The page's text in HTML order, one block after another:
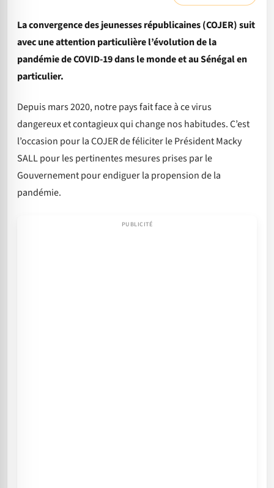
La convergence des jeunesses républicaines (COJER) suit
avec une attention particulière l’évolution de la
pandémie de COVID-19 dans le monde et au Sénégal en
particulier.
Depuis mars 2020, notre pays fait face à ce virus
dangereux et contagieux qui change nos habitudes. C’est
l’occasion pour la COJER de féliciter le Président Macky
SALL pour les pertinentes mesures prises par le
Gouvernement pour endiguer la propension de la
pandémie.